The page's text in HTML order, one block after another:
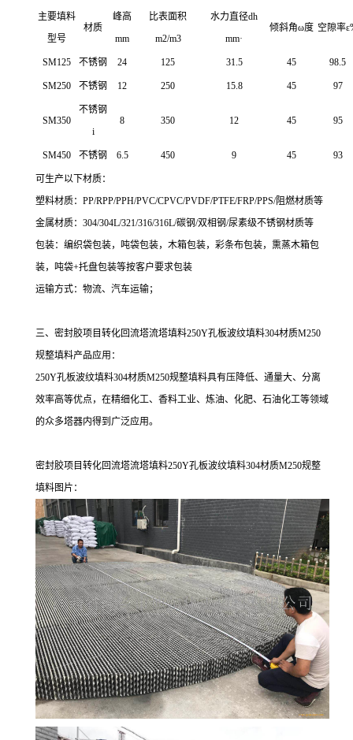
主要填料
型号
材质
峰高
mm
比表面积
m2/m3
水力直径dh
mm·
倾斜角ω度 空隙率
SM125 不锈钢 24 125 31.5 45 98.5
SM250 不锈钢 12 250 15.8 45 97
SM350
不锈钢
i
8 350 12 45 95
SM450 不锈钢 6.5 450 9 45 93
可生产以下材质：
塑料材质：PP/RPP/PPH/PVC/CPVC/PVDF/PTFE/FRP/PPS/阻燃材质等
金属材质：304/304L/321/316/316L/碳钢/双相钢/尿素级不锈钢材质等
包装：编织袋包装，吨袋包装，木箱包装，彩条布包装，熏蒸木箱包
装，吨袋+托盘包装等按客户要求包装
运输方式：物流、汽车运输；
三、密封胶项目转化回流塔流塔填料250Y孔板波纹填料304材质M250
规整填料产品应用：
250Y孔板波纹填料304材质M250规整填料具有压降低、通量大、分离
效率高等优点，在精细化工、香料工业、炼油、化肥、石油化工等领域
的众多塔器内得到广泛应用。
密封胶项目转化回流塔流塔填料250Y孔板波纹填料304材质M250规整
填料图片：